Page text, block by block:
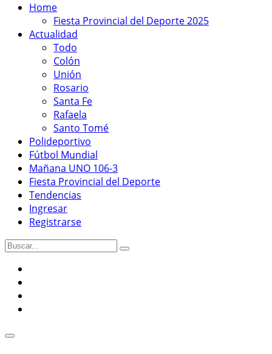
Home
Fiesta Provincial del Deporte 2025
Actualidad
Todo
Colón
Unión
Rosario
Santa Fe
Rafaela
Santo Tomé
Polideportivo
Fútbol Mundial
Mañana UNO 106-3
Fiesta Provincial del Deporte
Tendencias
Ingresar
Registrarse